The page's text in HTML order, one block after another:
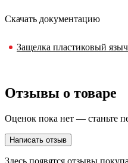
лифта за этаж/на лифте (до 10
Подъем/спуск фурнитуры без
лифта за этаж/на лифте(до
коробки от входной
металлической двери
Подъем/спуск входной двери
без лифта, за этаж до 120 кг/
более 120 кг**
Скачать документацию
Защелка пластиковый
Отзывы о товаре
Оценок пока нет — станьте
Написать отзыв
Здесь появятся отзывы